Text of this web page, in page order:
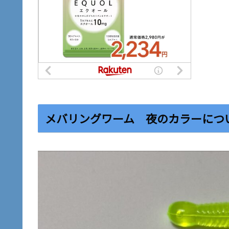
メバリングワーム 夜のカラーにつ